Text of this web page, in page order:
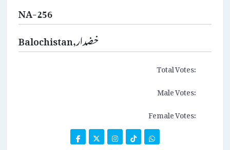
NA-256
Balochistan,خضدار
Total Votes:
Male Votes:
Female Votes: